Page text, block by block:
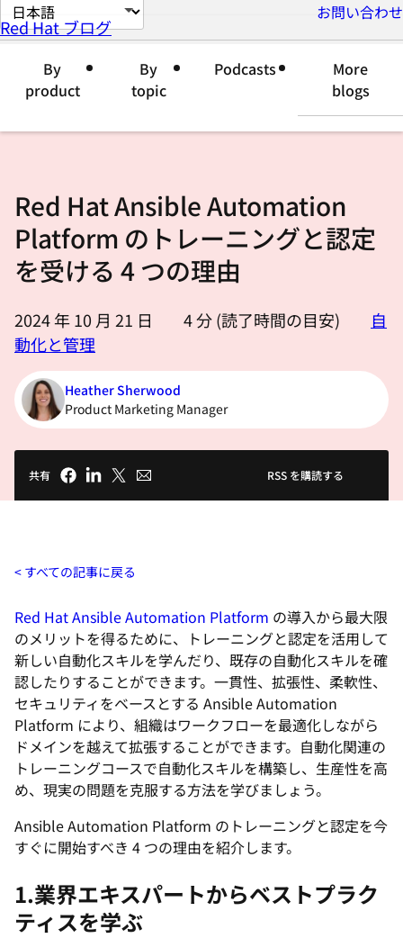
ペ
ー
語
さ
い
お問い合わせ
Red Hat ブログ
By
product
By
topic
Podcasts
More
blogs
Red Hat Ansible Automation
Platform のトレーニングと認定
を受ける 4 つの理由
2024 年 10 月 21 日 4分 (読了時間の目安)
自
動化と管理
Heather Sherwood
Product Marketing Manager
共有 RSS を購読する
すべての記事に戻る
Red Hat Ansible Automation Platform の導入から最大限
のメリットを得るために、トレーニングと認定を活用して
新しい自動化スキルを学んだり、既存の自動化スキルを確
認したりすることができます。一貫性、拡張性、柔軟性、
セキュリティをベースとする Ansible Automation
Platform により、組織はワークフローを最適化しながら
ドメインを越えて拡張することができます。自動化関連の
トレーニングコースで自動化スキルを構築し、生産性を高
め、現実の問題を克服する方法を学びましょう。
Ansible Automation Platform のトレーニングと認定を今
すぐに開始すべき 4 つの理由を紹介します。
1.業界エキスパートからベストプラク
ティスを学ぶ